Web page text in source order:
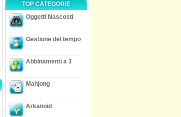
TOP CATEGORIE
Oggetti Nascosti
Gestione del tempo
Abbinamenti a 3
Mahjong
Arkanoid